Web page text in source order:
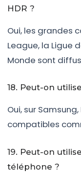
HDR ?
Oui, les grandes
League, la Ligue
Monde sont
18. Peut-on
Oui, sur
compatibles
19. Peut-on
téléphone ?